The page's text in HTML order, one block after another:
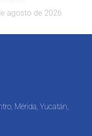
agosto de 2026
Mérida, Yucatán,